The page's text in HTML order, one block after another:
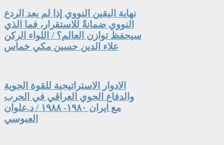
نهاية اليقين النووي إذا لم يعد الردع
النووي ضمانةً للاستقرار، فما الذي
سيحفظ توازن العالم؟ / اللواء الركن
علاء الدين حسين مكي خماس
الادوار الاستراتيجية للقوة الجوية
والدفاع الجوي العراقي في الحرب
مع ايران ١٩٨٠- ١٩٨٨ / د.علوان
العبوسي